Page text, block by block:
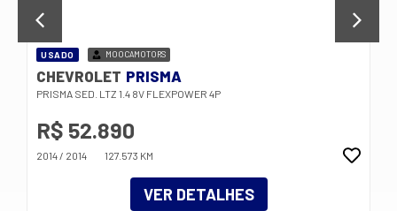
USADO MOOCAMOTORS
CHEVROLET PRISMA
PRISMA SED. LTZ 1.4 8V FLEXPOWER 4P
R$ 52.890
2014 / 2014 127.573 KM
VER DETALHES